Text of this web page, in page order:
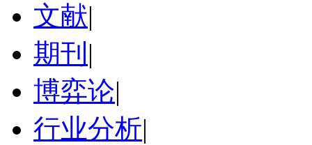
文献|
期刊 |
博弈论|
行业分析|